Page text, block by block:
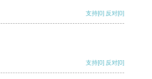
支持[0] 反对[0]
支持[0] 反对[0]